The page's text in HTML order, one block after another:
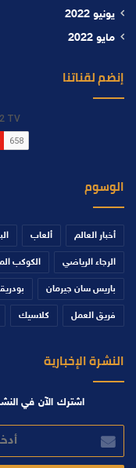
يونيو 2022
مايو 2022
إنضم لقناتنا
الوسوم
أخبار العالم ألعاب
الرجاء الرياضي الكوكب
باريس سان جيرمان
فريق العمل كلاسيك
النشرة الإخبارية
اشترك الآن في
بريدك
الإلكتروني